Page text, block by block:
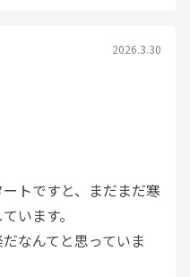
2026.3.30
トですと、まだまだ寒
います。
なんてと思っていま